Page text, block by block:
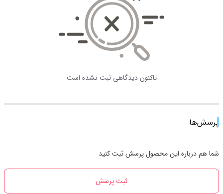
تاکنون دیدگاهی ثبت نشده است
پرسش‌ها
شما هم درباره این محصول پرسش ثبت کنید
ثبت پرسش